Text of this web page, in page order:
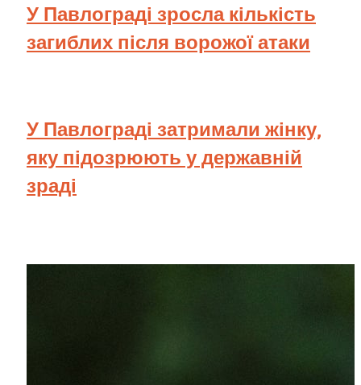
У Павлограді зросла кількість
загиблих після ворожої атаки
У Павлограді затримали жінку,
яку підозрюють у державній
зраді